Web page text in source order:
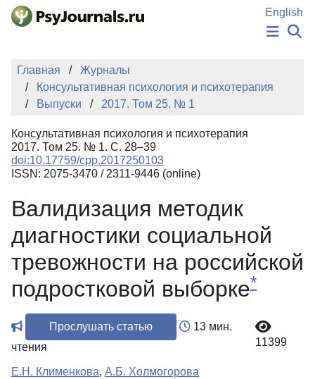
Перейти к основному содержанию
English
НОВОСТИ
АВТОРЫ
КЛЮЧЕВЫЕ СЛОВА
Регистрация
Главная
Журналы
Консультативная психология и психотерапия
Выпуски
2017. Том 25. № 1
Консультативная психология и психотерапия
2017. Том 25. № 1. С. 28–39
doi:10.17759/cpp.2017250103
ISSN: 2075-3470 / 2311-9446 (online)
Валидизация методик
диагностики социальной
тревожности на российской
подростковой выборке*
Прослушать статью
13 мин.
чтения
11399
Е.Н. Клименкова, А.Б. Холмогорова